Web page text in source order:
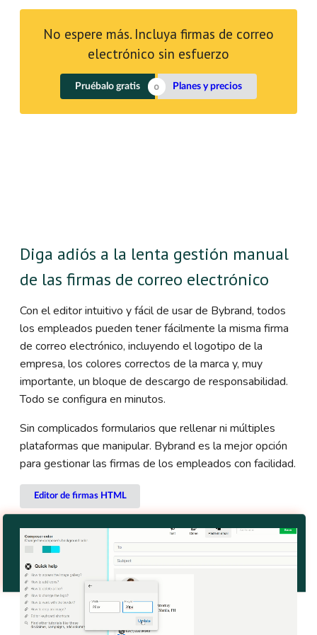
No espere más. Incluya firmas de correo
electrónico sin esfuerzo
Pruébalo gratis Planes y precios
Diga adiós a la lenta gestión manual
de las firmas de correo electrónico
Con el editor intuitivo y fácil de usar de Bybrand, todos
los empleados pueden tener fácilmente la misma firma
de correo electrónico, incluyendo el logotipo de la
empresa, los colores correctos de la marca y, muy
importante, un bloque de descargo de responsabilidad.
Todo se configura en minutos.
Sin complicados formularios que rellenar ni múltiples
plataformas que manipular. Bybrand es la mejor opción
para gestionar las firmas de los empleados con facilidad.
Editor de firmas HTML